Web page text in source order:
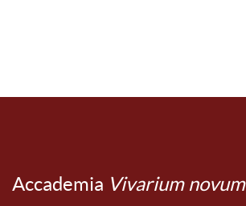
Accademia Vivarium novum